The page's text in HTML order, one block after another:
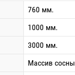
760 мм.
1000 мм.
3000 мм.
Массив сосны